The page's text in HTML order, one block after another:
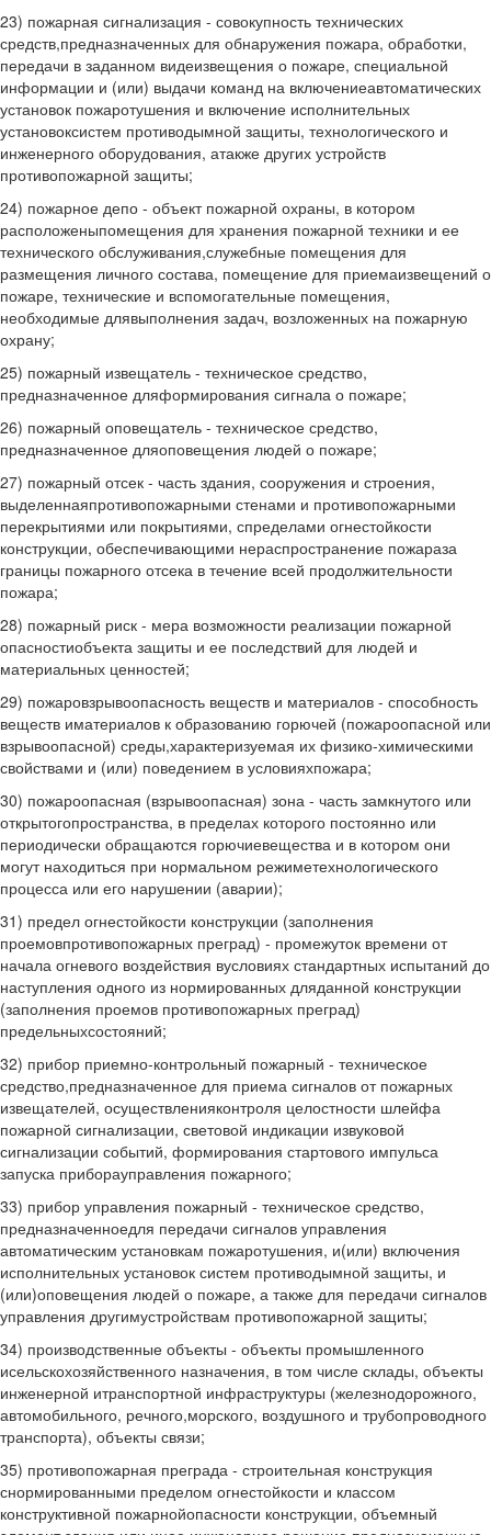
23) пожарная сигнализация - совокупность технических
средств,предназначенных для обнаружения пожара, обработки,
передачи в заданном видеизвещения о пожаре, специальной
информации и (или) выдачи команд на включениеавтоматических
установок пожаротушения и включение исполнительных
установоксистем противодымной защиты, технологического и
инженерного оборудования, атакже других устройств
противопожарной защиты;
24) пожарное депо - объект пожарной охраны, в котором
расположеныпомещения для хранения пожарной техники и ее
технического обслуживания,служебные помещения для
размещения личного состава, помещение для приемаизвещений о
пожаре, технические и вспомогательные помещения,
необходимые длявыполнения задач, возложенных на пожарную
охрану;
25) пожарный извещатель - техническое средство,
предназначенное дляформирования сигнала о пожаре;
26) пожарный оповещатель - техническое средство,
предназначенное дляоповещения людей о пожаре;
27) пожарный отсек - часть здания, сооружения и строения,
выделеннаяпротивопожарными стенами и противопожарными
перекрытиями или покрытиями, спределами огнестойкости
конструкции, обеспечивающими нераспространение пожараза
границы пожарного отсека в течение всей продолжительности
пожара;
28) пожарный риск - мера возможности реализации пожарной
опасностиобъекта защиты и ее последствий для людей и
материальных ценностей;
29) пожаровзрывоопасность веществ и материалов - способность
веществ иматериалов к образованию горючей (пожароопасной или
взрывоопасной) среды,характеризуемая их физико-химическими
свойствами и (или) поведением в условияхпожара;
30) пожароопасная (взрывоопасная) зона - часть замкнутого или
открытогопространства, в пределах которого постоянно или
периодически обращаются горючиевещества и в котором они
могут находиться при нормальном режиметехнологического
процесса или его нарушении (аварии);
31) предел огнестойкости конструкции (заполнения
проемовпротивопожарных преград) - промежуток времени от
начала огневого воздействия вусловиях стандартных испытаний до
наступления одного из нормированных дляданной конструкции
(заполнения проемов противопожарных преград)
предельныхсостояний;
32) прибор приемно-контрольный пожарный - техническое
средство,предназначенное для приема сигналов от пожарных
извещателей, осуществленияконтроля целостности шлейфа
пожарной сигнализации, световой индикации извуковой
сигнализации событий, формирования стартового импульса
запуска приборауправления пожарного;
33) прибор управления пожарный - техническое средство,
предназначенноедля передачи сигналов управления
автоматическим установкам пожаротушения, и(или) включения
исполнительных установок систем противодымной защиты, и
(или)оповещения людей о пожаре, а также для передачи сигналов
управления другимустройствам противопожарной защиты;
34) производственные объекты - объекты промышленного
исельскохозяйственного назначения, в том числе склады, объекты
инженерной итранспортной инфраструктуры (железнодорожного,
автомобильного, речного,морского, воздушного и трубопроводного
транспорта), объекты связи;
35) противопожарная преграда - строительная конструкция
снормированными пределом огнестойкости и классом
конструктивной пожарнойопасности конструкции, объемный